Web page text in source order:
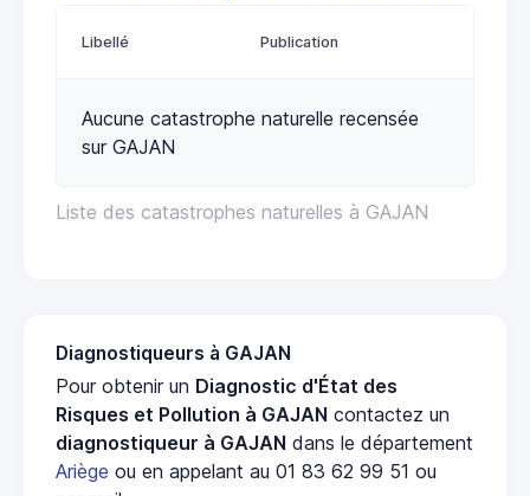
Liste des catastrophes naturelles à GAJAN
Libellé Publication
Aucune catastrophe naturelle recensée
sur GAJAN
Diagnostiqueurs à GAJAN
Pour obtenir un Diagnostic d'État des
Risques et Pollution à GAJAN contactez un
diagnostiqueur à GAJAN dans le département
Ariège ou en appelant au 01 83 62 99 51 ou